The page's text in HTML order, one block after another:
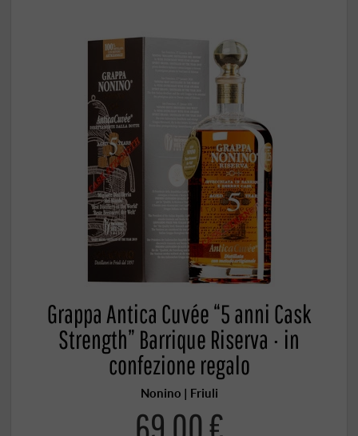
Grappa Antica Cuvée “5 anni Cask
Strength” Barrique Riserva · in
confezione regalo
Nonino | Friuli
69,00 €